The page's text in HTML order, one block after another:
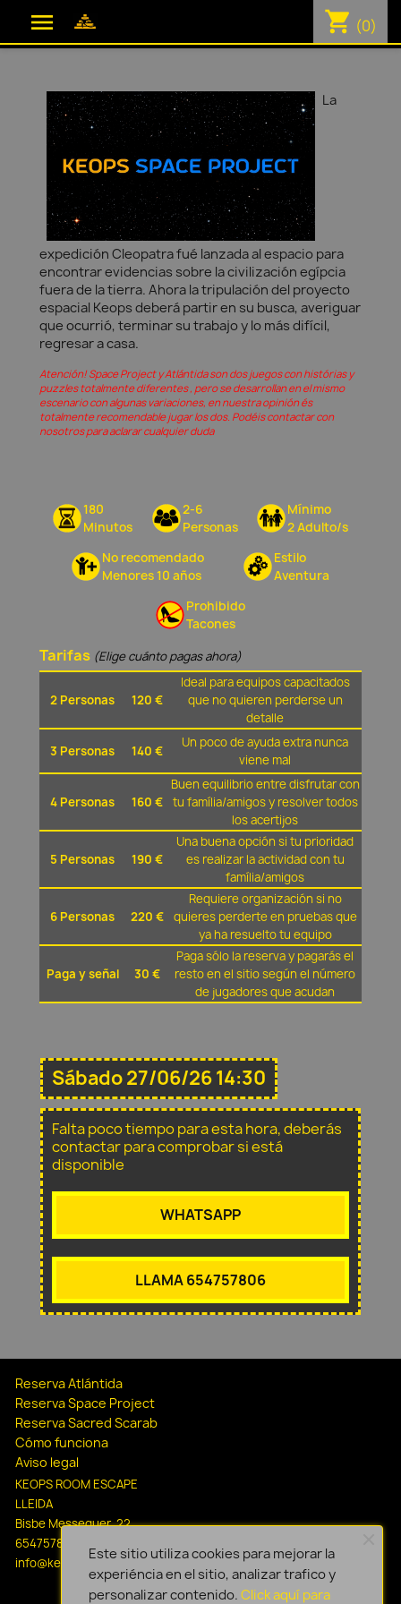
 shopping_cart (0)
La
expedición Cleopatra fué lanzada al espacio para
encontrar evidencias sobre la civilización egípcia
fuera de la tierra. Ahora la tripulación del proyecto
espacial Keops deberá partir en su busca, averiguar
que ocurrió, terminar su trabajo y lo más difícil,
regresar a casa.
Atención! Space Project y Atlántida son dos juegos con histórias y
puzzles totalmente diferentes , pero se desarrollan en el mismo
escenario con algunas variaciones, en nuestra opinión és
totalmente recomendable jugar los dos. Podéis contactar con
nosotros para aclarar cualquier duda
180
Minutos
2-6
Personas
Mínimo
2 Adulto/s
No recomendado
Menores 10 años
Estilo
Aventura
Prohibido
Tacones
Tarifas (Elige cuánto pagas ahora)
2 Personas 120 €
Ideal para equipos capacitados
que no quieren perderse un
detalle
3 Personas 140 €
Un poco de ayuda extra nunca
viene mal
4 Personas 160 €
Buen equilibrio entre disfrutar con
tu família/amigos y resolver todos
los acertijos
5 Personas 190 €
Una buena opción si tu prioridad
es realizar la actividad con tu
família/amigos
6 Personas 220 €
Requiere organización si no
quieres perderte en pruebas que
ya ha resuelto tu equipo
Paga y señal 30 €
Paga sólo la reserva y pagarás el
resto en el sitio según el número
de jugadores que acudan
Sábado 27/06/26 14:30
Falta poco tiempo para esta hora, deberás
contactar para comprobar si está
disponible
WHATSAPP
LLAMA 654757806
Reserva Atlántida
Reserva Space Project
Reserva Sacred Scarab
Cómo funciona
Aviso legal
KEOPS ROOM ESCAPE
LLEIDA
Bisbe Messeguer, 22
654757806
info@keopsescapelleida.com
Este sitio utiliza cookies para mejorar la
experiéncia en el sitio, analizar trafico y
personalizar contenido. Click aquí para